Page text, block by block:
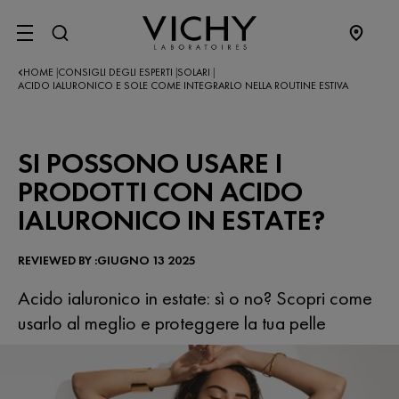
SITE MENU
HOME CONSIGLI DEGLI ESPERTI SOLARI
ACIDO IALURONICO E SOLE COME INTEGRARLO NELLA ROUTINE ESTIVA
SI POSSONO USARE I
PRODOTTI CON ACIDO
IALURONICO IN ESTATE?
Acido ialuronico in estate: sì o no? Scopri come
usarlo al meglio e proteggere la tua pelle
REVIEWED BY :GIUGNO 13 2025